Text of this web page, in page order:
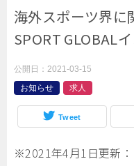
海外スポーツ界に
SPORT GLOBAL
公開日： 2021-03-15
お知らせ
求人
Tweet
※2021年4月1日更新